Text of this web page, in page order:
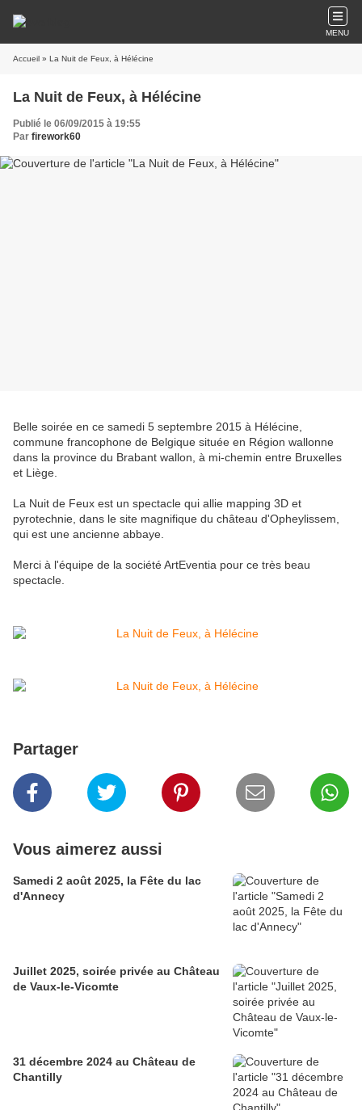
MENU
Accueil » La Nuit de Feux, à Hélécine
La Nuit de Feux, à Hélécine
Publié le 06/09/2015 à 19:55
Par firework60
Belle soirée en ce samedi 5 septembre 2015 à Hélécine,
commune francophone de Belgique située en Région wallonne
dans la province du Brabant wallon, à mi-chemin entre Bruxelles
et Liège.
La Nuit de Feux est un spectacle qui allie mapping 3D et
pyrotechnie, dans le site magnifique du château d'Opheylissem,
qui est une ancienne abbaye.
Merci à l'équipe de la société ArtEventia pour ce très beau
spectacle.
Partager
Vous aimerez aussi
Samedi 2 août 2025, la Fête du lac
d'Annecy
Juillet 2025, soirée privée au Château
de Vaux-le-Vicomte
31 décembre 2024 au Château de
Chantilly